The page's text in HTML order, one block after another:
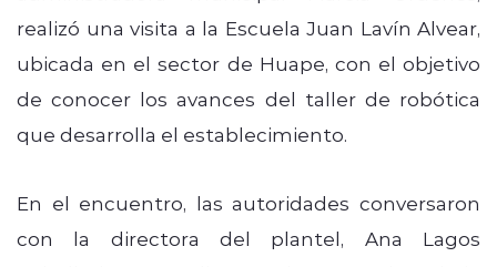
realizó una visita a la Escuela Juan Lavín Alvear,
ubicada en el sector de Huape, con el objetivo
de conocer los avances del taller de robótica
que desarrolla el establecimiento.
En el encuentro, las autoridades conversaron
con la directora del plantel, Ana Lagos